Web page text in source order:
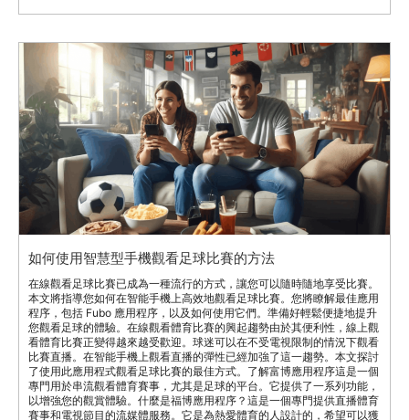
如何使用智慧型手機觀看足球比賽的方法
在線觀看足球比賽已成為一種流行的方式，讓您可以隨時隨地享受比賽。
本文將指導您如何在智能手機上高效地觀看足球比賽。您將瞭解最佳應用
程序，包括 Fubo 應用程序，以及如何使用它們。準備好輕鬆便捷地提升
您觀看足球的體驗。在線觀看體育比賽的興起趨勢由於其便利性，線上觀
看體育比賽正變得越來越受歡迎。球迷可以在不受電視限制的情況下觀看
比賽直播。在智能手機上觀看直播的彈性已經加強了這一趨勢。本文探討
了使用此應用程式觀看足球比賽的最佳方式。了解富博應用程序這是一個
專門用於串流觀看體育賽事，尤其是足球的平台。它提供了一系列功能，
以增強您的觀賞體驗。什麼是福博應用程序？這是一個專門提供直播體育
賽事和電視節目的流媒體服務。它是為熱愛體育的人設計的，希望可以獲